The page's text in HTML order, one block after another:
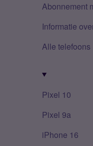
Abonnement
Informatie
Alle telefoons
Pixel 10
Pixel 9a
iPhone 16